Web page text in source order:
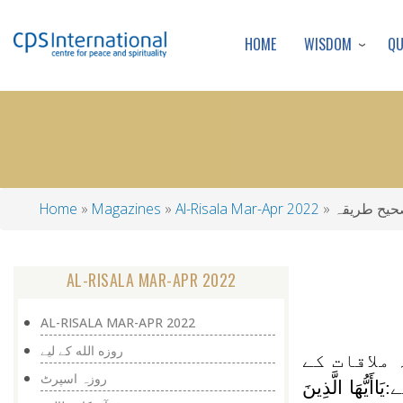
HOME WISDOM
Breadcrumb
Home Magazines Al-Risala Mar-Apr 2022 طریقہ
کے
يَاأَيُّهَا الَّذِينَ
AL-RISALA MAR-APR 2022
AL-RISALA MAR-APR 2022
روزه الله كے ليے
روزہ اسپرٹ